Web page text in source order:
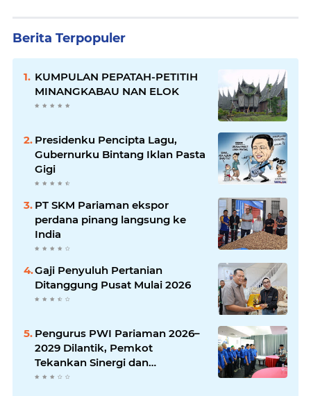
Berita Terpopuler
KUMPULAN PEPATAH-PETITIH
MINANGKABAU NAN ELOK
Presidenku Pencipta Lagu,
Gubernurku Bintang Iklan Pasta
Gigi
PT SKM Pariaman ekspor
perdana pinang langsung ke
India
Gaji Penyuluh Pertanian
Ditanggung Pusat Mulai 2026
Pengurus PWI Pariaman 2026–
2029 Dilantik, Pemkot
Tekankan Sinergi dan
Profesionalisme Pers